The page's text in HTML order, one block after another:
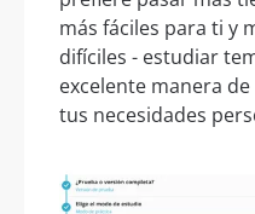
más fáciles para ti y
difíciles - estudiar
excelente manera
tus necesidades